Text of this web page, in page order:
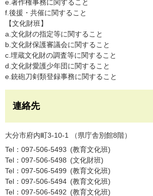
e.著作権事務に関すること
f.後援・共催に関すること
【文化財班】
a.文化財の指定等に関すること
b.文化財保護審議会に関すること
c.埋蔵文化財の調査等に関すること
d.文化財愛護少年団に関すること
e.銃砲刀剣類登録事務に関すること
連絡先
大分市府内町3-10-1 （県庁舎別館8階）
Tel：097-506-5493
教育文化班
Tel：097-506-5498
文化財班
Tel：097-506-5499
教育文化班
Tel：097-506-5494
教育文化班
Tel：097-506-5492
教育文化班